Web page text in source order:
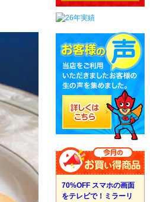
70%OFF スマホの画面
をテレビで！ミラーリ